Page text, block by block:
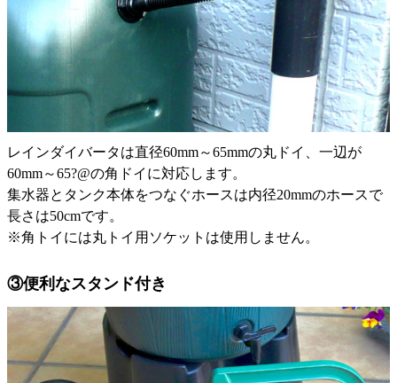
レインダイバータは直径60mm～65mmの丸ドイ、一辺が
60mm～65?@の角ドイに対応します。
集水器とタンク本体をつなぐホースは内径20mmのホースで
長さは50cmです。
※角トイには丸トイ用ソケットは使用しません。
③便利なスタンド付き